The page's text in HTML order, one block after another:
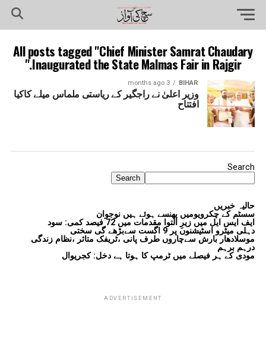
All posts tagged "Chief Minister Samrat Chaudary
Inaugurated the State Malmas Fair in Rajgir."
BIHAR
3 months ago
وزیر اعلیٰ نے راجگیر کے ریاستی ملماس میلے کاکیا
افتتاح
Search
Search
حالیہ خبریں
سسٹم کے چکرویومیں پھنسے ہوئے ہیں نوجوان
ایف ایس ایل میں زیرِ التوا مقدمات میں 72 فیصد کمی: سود
دہلی میٹرو اسٹیشنوں پر 9 اگست سےبڑھے گی سختی
موسلادھار بارش سےچاروں طرف پانی ،ٹریفک متاثر ،نظام زندگی
درہم برہم
مودی کے ہر فیصلے میں ٹرمپ کا ہوتا ہے دخل: کجریوال
ADVERTISEMENT